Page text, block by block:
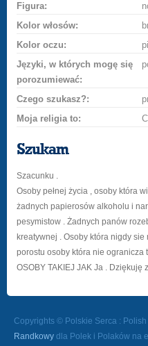
Figura:
Kolor włosów:
Kolor oczu:
Języki, w których mogę się
porozumiewać:
Czego szukasz?:
Moja religia to:
Szukam
Szacunku .
Osoby pełnej życia , osoby która
żadnych papierosów alkoholu i
pesymistow . Żadnych panów
kreatywnej . Osoby która nigdy
porostu osoby która nie ogranicza
OSOBY TAKIEJ JAK Ja . Dziękuję
Copyrights © Polskie Serca : Polish
Randkowy dla Polek i Polaków na